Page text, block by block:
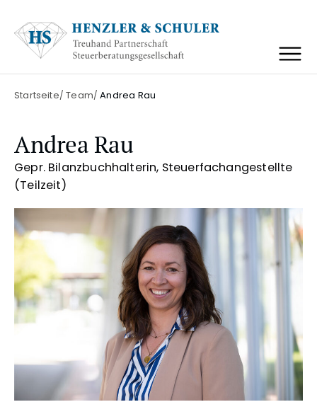
Inhalt
springen
Hauptmenü
springen
Menü öffnen
Startseite Team Andrea Rau
Andrea Rau
Gepr. Bilanzbuchhalterin, Steuerfachangestellte
(Teilzeit)